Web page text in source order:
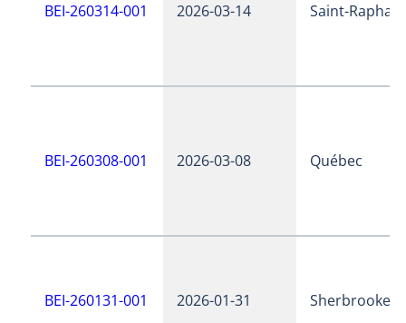
BEI-260314-001 2026-03-14 Saint-Raphaël
BEI-260308-001 2026-03-08 Québec
BEI-260131-001 2026-01-31 Sherbrooke